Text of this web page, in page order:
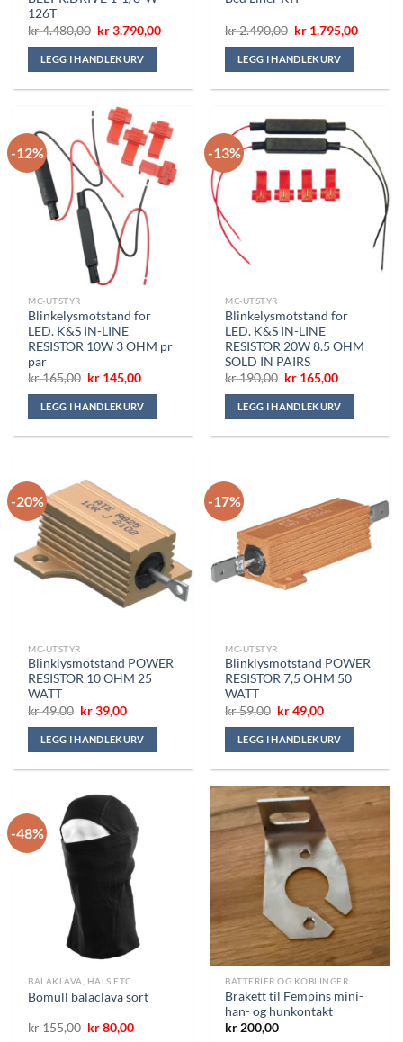
126T
kr4.480,00 Opprinnelig
var:
kr 4.480,00.
kr3.790,00Nåværende
LEGG I HANDLEKURV
kr2.490,00 Opprinnelig
var:
kr 2.490,00.
kr 1.795,00
LEGG I HANDLEKURV
-12%
MC-UTSTYR
Blinkelysmotstand for
LED. K&S IN-LINE
RESISTOR 10W 3 OHM pr
par
kr165,00 Opprinnelig
var:
kr 165,00.
kr 145,00Nåværende
er:
kr 145,00.
LEGG I HANDLEKURV
-13%
MC-UTSTYR
Blinkelysmotstand for
LED. K&S IN-LINE
RESISTOR 20W 8.5 OHM
SOLD IN PAIRS
kr190,00 Opprinnelig
var:
kr 190,00.
kr 165,00Nåværende
er:
kr 165,00.
LEGG I HANDLEKURV
-20%
MC-UTSTYR
Blinklysmotstand POWER
RESISTOR 10 OHM 25
WATT
kr49,00 Opprinnelig
var:
kr 49,00.
kr39,00Nåværende
er:
kr 39,00.
LEGG I HANDLEKURV
-17%
MC-UTSTYR
Blinklysmotstand POWER
RESISTOR 7,5 OHM 50
WATT
kr59,00 Opprinnelig
var:
kr 59,00.
kr49,00Nåværende
er:
kr 49,00.
LEGG I HANDLEKURV
-48%
BALAKLAVA, HALS ETC
Bomull balaclava sort
kr155,00 Opprinnelig
kr80,00Nåværende
BATTERIER OG KOBLINGER
Brakett til Fempins mini-
han- og hunkontakt
kr200,00